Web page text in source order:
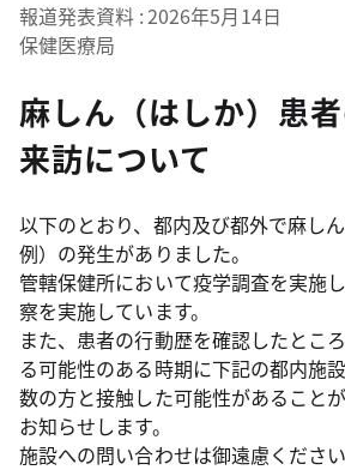
報道発表資料 2026年5月14日
保健医療局
麻しん（はしか）患
来訪について
以下のとおり、都内及び都外で麻し
例）の発生がありました。
管轄保健所において疫学調査を実施
察を実施しています。
また、患者の行動歴を確認したとこ
る可能性のある時期に下記の都内施
数の方と接触した可能性があること
お知らせします。
施設への問い合わせは御遠慮ください